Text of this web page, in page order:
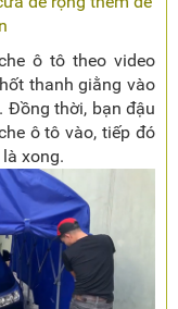
ô tô theo video
thanh giằng vào
Đồng thời, bạn đậu
ô tô vào, tiếp đó
xong.